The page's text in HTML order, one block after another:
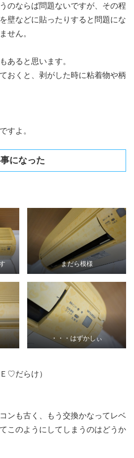
のならば問題ないですが、その程
壁などに貼ったりすると問題にな
せん。
あると思います。
おくと、剥がした時に粘着物や柄
すよ。
になった
まだら模様
・・・はずかしぃ
♡だらけ）
ンも古く、もう交換かなってレベ
このようにしてしまうのはどうか